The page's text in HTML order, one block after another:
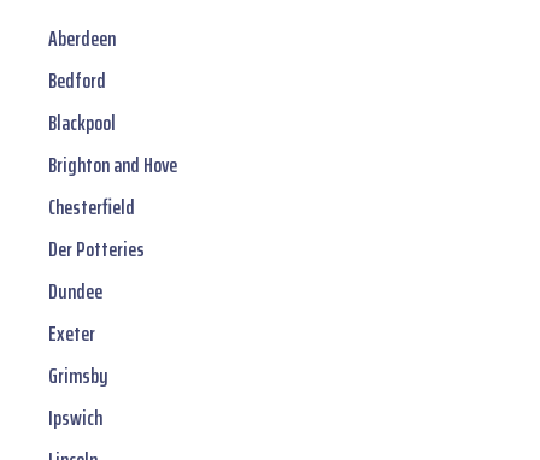
Aberdeen
Bedford
Blackpool
Brighton and Hove
Chesterfield
Der Potteries
Dundee
Exeter
Grimsby
Ipswich